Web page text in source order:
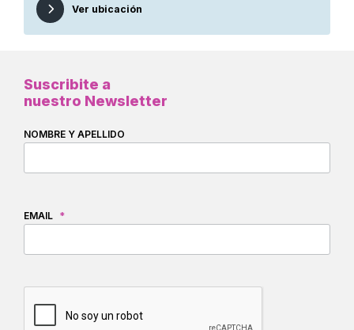
Ver ubicación
Suscribite a
nuestro Newsletter
NOMBRE Y APELLIDO
EMAIL *
CAPTCHA